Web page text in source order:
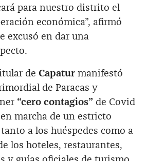
para nuestro distrito el
económica”, afirmó
excusó en dar una
de Capatur manifestó
de Paracas y
“cero contagios” de Covid
marcha de un estricto
a los huéspedes como a
los hoteles, restaurantes,